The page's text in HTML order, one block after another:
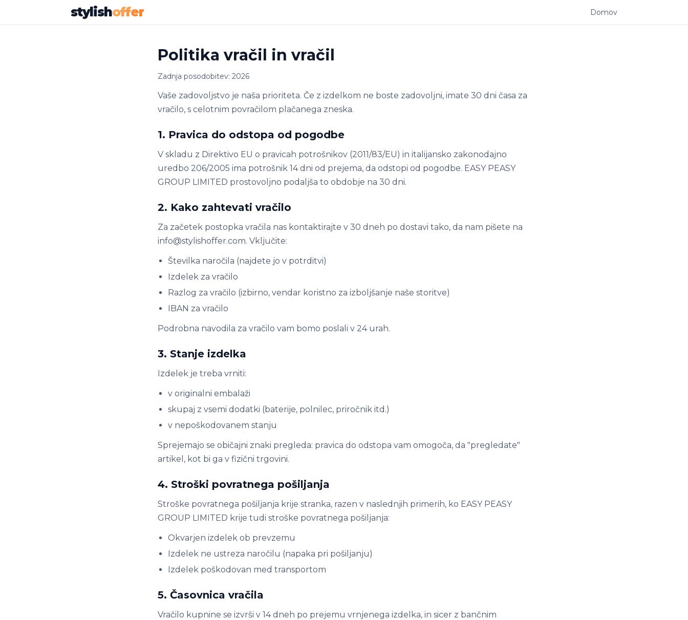
stylishoffer Domov
Politika vračil in vračil
Zadnja posodobitev: 2026
Vaše zadovoljstvo je naša prioriteta. Če z izdelkom ne boste zadovoljni, imate 30 dni časa za
vračilo, s celotnim povračilom plačanega zneska.
1. Pravica do odstopa od pogodbe
V skladu z Direktivo EU o pravicah potrošnikov (2011/83/EU) in italijansko zakonodajno
uredbo 206/2005 ima potrošnik 14 dni od prejema, da odstopi od pogodbe. EASY PEASY
GROUP LIMITED prostovoljno podaljša to obdobje na 30 dni.
2. Kako zahtevati vračilo
Za začetek postopka vračila nas kontaktirajte v 30 dneh po dostavi tako, da nam pišete na
info@stylishoffer.com. Vključite:
Številka naročila (najdete jo v potrditvi)
Izdelek za vračilo
Razlog za vračilo (izbirno, vendar koristno za izboljšanje naše storitve)
IBAN za vračilo
Podrobna navodila za vračilo vam bomo poslali v 24 urah.
3. Stanje izdelka
Izdelek je treba vrniti:
v originalni embalaži
skupaj z vsemi dodatki (baterije, polnilec, priročnik itd.)
v nepoškodovanem stanju
Sprejemajo se običajni znaki pregleda: pravica do odstopa vam omogoča, da "pregledate"
artikel, kot bi ga v fizični trgovini.
4. Stroški povratnega pošiljanja
Stroške povratnega pošiljanja krije stranka, razen v naslednjih primerih, ko EASY PEASY
GROUP LIMITED krije tudi stroške povratnega pošiljanja:
Okvarjen izdelek ob prevzemu
Izdelek ne ustreza naročilu (napaka pri pošiljanju)
Izdelek poškodovan med transportom
5. Časovnica vračila
Vračilo kupnine se izvrši v 14 dneh po prejemu vrnjenega izdelka, in sicer z bančnim